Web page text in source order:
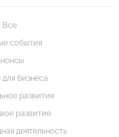
Все
события
бизнеса
развитие
развитие
деятельность